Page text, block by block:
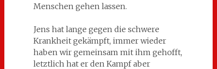
Menschen gehen lassen.
Jens hat lange gegen die schwere
Krankheit gekämpft, immer wieder
haben wir gemeinsam mit ihm gehofft,
letztlich hat er den Kampf aber